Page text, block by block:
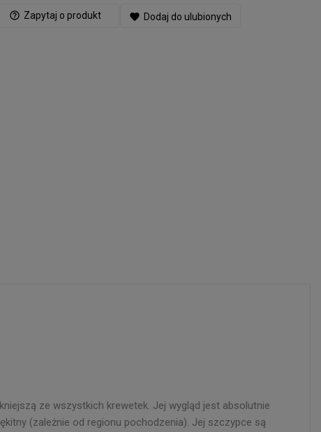
help_outline Zapytaj o produkt favorite Dodaj do ulubionych
ze wszystkich krewetek. Jej wygląd jest absolutnie
(zależnie od regionu pochodzenia). Jej szczypce są